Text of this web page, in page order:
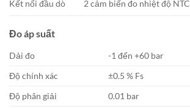
Kết nối đầu dò 2 cảm biến đo nhiệt độ NTC
Đo áp suất
Dải đo
-1 đến +60 bar
Độ chính xác
±0.5 % Fs
Độ phân giải
0.01 bar